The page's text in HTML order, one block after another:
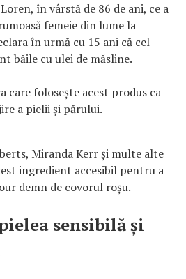
în vârstă de 86 de ani, ce a
femeie din lume la
în urmă cu 15 ani că cel
băile cu ulei de măsline.
care folosește acest produs ca
a pielii și părului.
Miranda Kerr și multe alte
ingredient accesibil pentru a
demn de covorul roșu.
sensibilă și